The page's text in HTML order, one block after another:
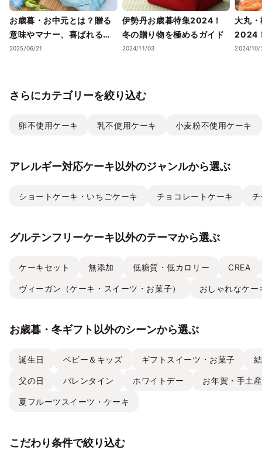
お歳暮・お中元とは？贈る
意味やマナー、喜ばれるギ
フトのポイントまで徹底解
2025/06/21
伊勢丹お歳暮特集2024！
冬の贈り物を極めるガイド
2024/11/03
大丸
2024
ェック
2024/10/
さらにカテゴリーを絞り込む
卵不使用ケーキ 乳不使用ケーキ 小麦粉不使用ケーキ
アレルギー対応ケーキ以外のジャンルから選ぶ
ショートケーキ・いちごケーキ チョコレートケーキ
グルテンフリーケーキ以外のテーマから選ぶ
ケーキセット 無添加 低糖質・低カロリー CREA
ヴィーガン（ケーキ・スイーツ・お菓子） おしゃれなケー
お歳暮・冬ギフト以外のシーンから選ぶ
誕生日 ベビー＆キッズ ギフトスイーツ・お菓子
父の日 バレンタイン ホワイトデー お年賀・手土産
夏フルーツスイーツ・ケーキ
こだわり条件で絞り込む